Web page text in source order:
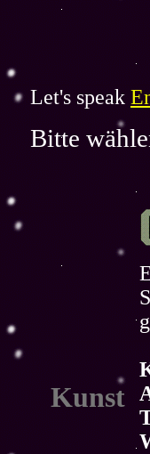
Let's speak
Bitte
Kunst